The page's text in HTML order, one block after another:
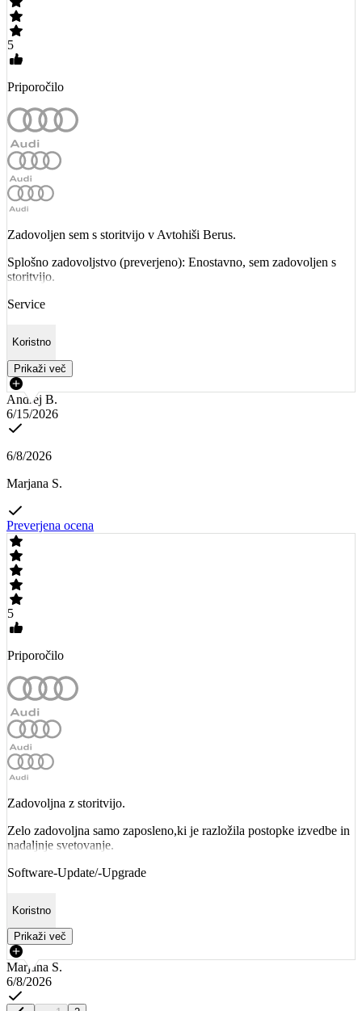
5
Priporočilo
Zadovoljen sem s storitvijo v Avtohiši Berus.
Splošno zadovoljstvo (preverjeno): Enostavno, sem zadovoljen s
storitvijo.
Service
Koristno
Prikaži več
Andrej B.
6/15/2026
6/8/2026
Marjana S.
Preverjena ocena
5
Priporočilo
Zadovoljna z storitvijo.
Zelo zadovoljna samo zaposleno,ki je razložila postopke izvedbe in
nadaljnje svetovanje.
Software-Update/-Upgrade
Koristno
Prikaži več
Marjana S.
6/8/2026